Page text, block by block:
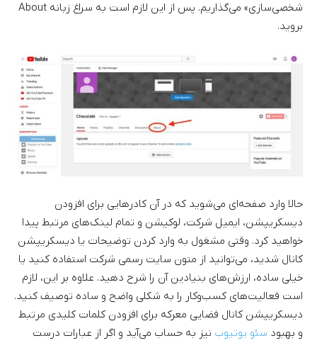
شخصی‌سازی» می‌گذاریم. پس از این لازم است به سراغ زبانه About
بروید.
حالا وارد صفحه‌ای می‌شوید که در آن کادرهایی برای افزودن
دیسکریپشن، ایمیل شرکت، لوکیشن و تمام لینک‌های مرتبط پیدا
خواهید کرد. وقتی مشغول به وارد کردن توضیحات یا دیسکریپشن
کانال شدید، می‌توانید از متون سایت رسمی شرکت استفاده کنید یا
خیلی ساده، ارزش‌های بنیادین آن را شرح دهید. علاوه بر این، لازم
است فعالیت‌های کسب‌وکار را به شکلی واضح و ساده توصیف کنید.
دیسکریپشن کانال فضایی معرکه برای افزودن کلمات کلیدی مرتبط
و بهبود سئو یوتیوب نیز به حساب می‌آید و اگر از عبارات درست